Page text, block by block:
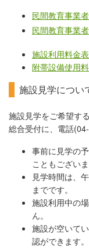
民間教育事業
民間教育事業
施設利用料金
附帯設備使用
施設見学につい
施設見学をご希望す
総合受付に、電話
事前に見学の
こともござい
見学時間は、
までです。
施設利用中の
ん。
施設が空いて
認ができます